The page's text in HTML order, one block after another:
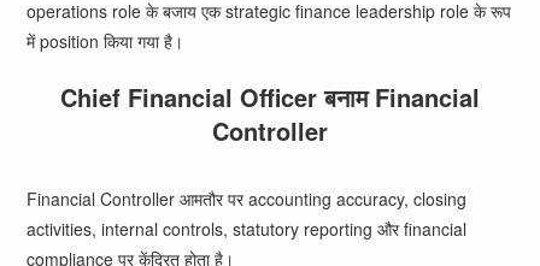
operations role के बजाय एक strategic finance leadership role के रूप
में position किया गया है।
Chief Financial Officer बनाम Financial
Controller
Financial Controller आमतौर पर accounting accuracy, closing
activities, internal controls, statutory reporting और financial
compliance पर केंद्रित होता है।